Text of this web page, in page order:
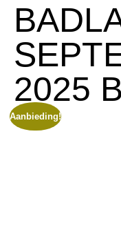
2025
Aanbieding!